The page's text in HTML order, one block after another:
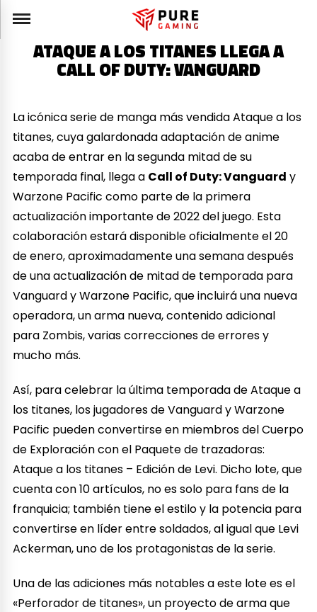
ATAQUE A LOS TITANES LLEGA A
CALL OF DUTY: VANGUARD
La icónica serie de manga más vendida Ataque a los
titanes, cuya galardonada adaptación de anime
acaba de entrar en la segunda mitad de su
temporada final, llega a Call of Duty: Vanguard y
Warzone Pacific como parte de la primera
actualización importante de 2022 del juego. Esta
colaboración estará disponible oficialmente el 20
de enero, aproximadamente una semana después
de una actualización de mitad de temporada para
Vanguard y Warzone Pacific, que incluirá una nueva
operadora, un arma nueva, contenido adicional
para Zombis, varias correcciones de errores y
mucho más.
Así, para celebrar la última temporada de Ataque a
los titanes, los jugadores de Vanguard y Warzone
Pacific pueden convertirse en miembros del Cuerpo
de Exploración con el Paquete de trazadoras:
Ataque a los titanes – Edición de Levi. Dicho lote, que
cuenta con 10 artículos, no es solo para fans de la
franquicia; también tiene el estilo y la potencia para
convertirse en líder entre soldados, al igual que Levi
Ackerman, uno de los protagonistas de la serie.
Una de las adiciones más notables a este lote es el
«Perforador de titanes», un proyecto de arma que